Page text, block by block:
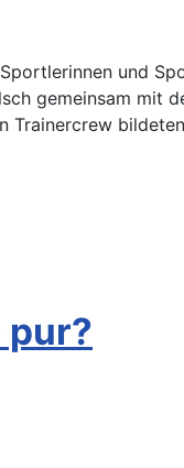
und
gemeinsam mit
Trainercrew